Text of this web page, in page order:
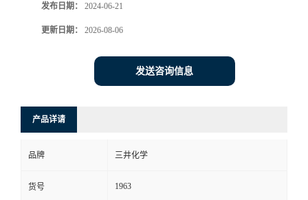
发布日期： 2024-06-21
更新日期： 2026-08-06
发送咨询信息
产品详请
品牌 三井化学
货号 1963